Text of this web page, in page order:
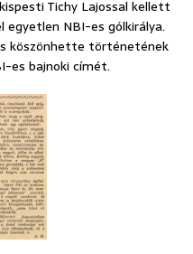
Tichy Lajossal kellett
egyetlen NBI-es gólkirálya.
köszönhette történetének
es bajnoki címét.